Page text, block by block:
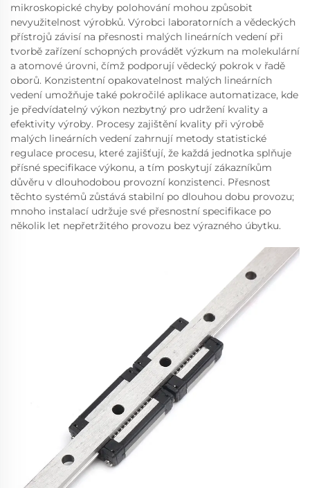
mikroskopické chyby polohování mohou způsobit
nevyužitelnost výrobků. Výrobci laboratorních a vědeckých
přístrojů závisí na přesnosti malých lineárních vedení při
tvorbě zařízení schopných provádět výzkum na molekulární
a atomové úrovni, čímž podporují vědecký pokrok v řadě
oborů. Konzistentní opakovatelnost malých lineárních
vedení umožňuje také pokročilé aplikace automatizace, kde
je předvídatelný výkon nezbytný pro udržení kvality a
efektivity výroby. Procesy zajištění kvality při výrobě
malých lineárních vedení zahrnují metody statistické
regulace procesu, které zajišťují, že každá jednotka splňuje
přísné specifikace výkonu, a tím poskytují zákazníkům
důvěru v dlouhodobou provozní konzistenci. Přesnost
těchto systémů zůstává stabilní po dlouhou dobu provozu;
mnoho instalací udržuje své přesnostní specifikace po
několik let nepřetržitého provozu bez výrazného úbytku.